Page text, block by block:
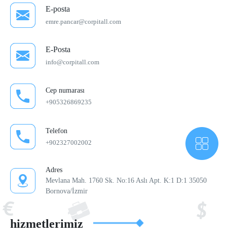
E-posta
emre.pancar@corpitall.com
E-Posta
info@corpitall.com
Cep numarası
+905326869235
Telefon
+902327002002
Adres
Mevlana Mah. 1760 Sk. No:16 Aslı Apt. K:1 D:1 35050
Bornova/İzmir
hizmetlerimiz